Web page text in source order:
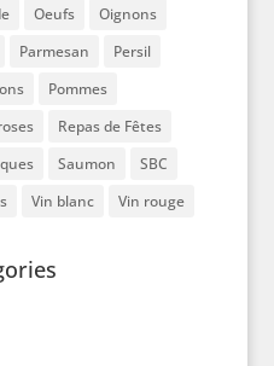
Oeufs
Oignons
Parmesan
Persil
Pommes
Repas de Fêtes
Saumon
SBC
Vin blanc Vin rouge